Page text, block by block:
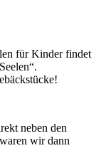
für Kinder findet
neben den
wir dann